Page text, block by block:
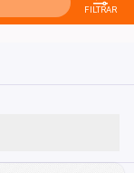
FILTRAR